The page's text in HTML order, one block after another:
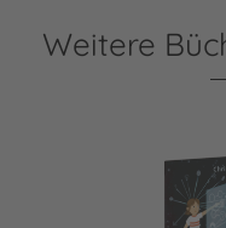
Weitere